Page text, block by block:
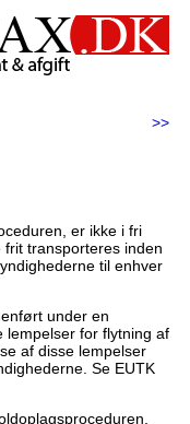
>>
er ikke i fri
transporteres inden
til enhver
under en
lempelser for flytning af
af disse lempelser
Se EUTK